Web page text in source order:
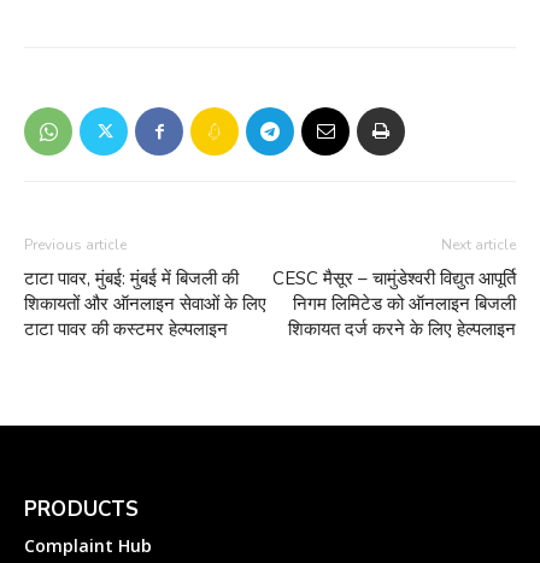
Previous article
टाटा पावर, मुंबई: मुंबई में बिजली की
शिकायतों और ऑनलाइन सेवाओं के लिए
टाटा पावर की कस्टमर हेल्पलाइन
Next article
CESC मैसूर – चामुंडेश्वरी विद्युत आपूर्ति
निगम लिमिटेड को ऑनलाइन बिजली
शिकायत दर्ज करने के लिए हेल्पलाइन
PRODUCTS
Complaint Hub